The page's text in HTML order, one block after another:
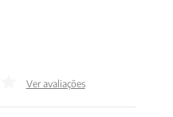
Ver avaliações